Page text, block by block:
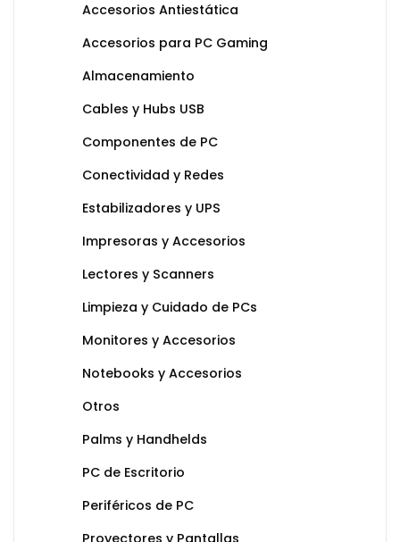
Accesorios Antiestática
Accesorios para PC Gaming
Almacenamiento
Cables y Hubs USB
Componentes de PC
Conectividad y Redes
Estabilizadores y UPS
Impresoras y Accesorios
Lectores y Scanners
Limpieza y Cuidado de PCs
Monitores y Accesorios
Notebooks y Accesorios
Otros
Palms y Handhelds
PC de Escritorio
Periféricos de PC